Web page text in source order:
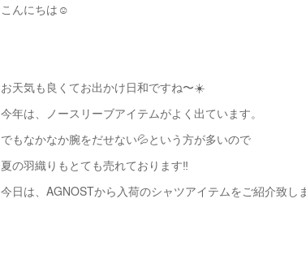
こんにちは☺︎
お天気も良くてお出かけ日和ですね〜☀️
今年は、ノースリーブアイテムがよく出ています。
でもなかなか腕をだせない💦という方が多いので
夏の羽織りもとても売れております‼️
今日は、AGNOSTから入荷のシャツアイテムをご紹介致し